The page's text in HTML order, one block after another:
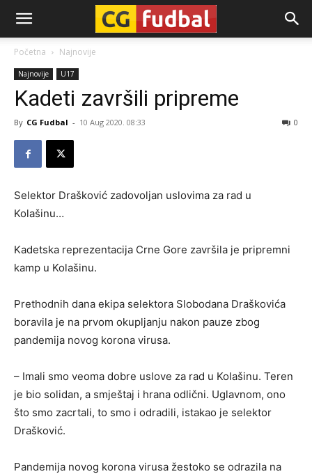
CG-
Fudbal
Početna Najnovije
Najnovije U17
Kadeti završili pripreme
By CG Fudbal - 10 Aug 2020. 08:33 0
Selektor Drašković zadovoljan uslovima za rad u
Kolašinu…
Kadetska reprezentacija Crne Gore završila je pripremni
kamp u Kolašinu.
Prethodnih dana ekipa selektora Slobodana Draškovića
boravila je na prvom okupljanju nakon pauze zbog
pandemija novog korona virusa.
– Imali smo veoma dobre uslove za rad u Kolašinu. Teren
je bio solidan, a smještaj i hrana odlični. Uglavnom, ono
što smo zacrtali, to smo i odradili, istakao je selektor
Drašković.
Pandemija novog korona virusa žestoko se odrazila na